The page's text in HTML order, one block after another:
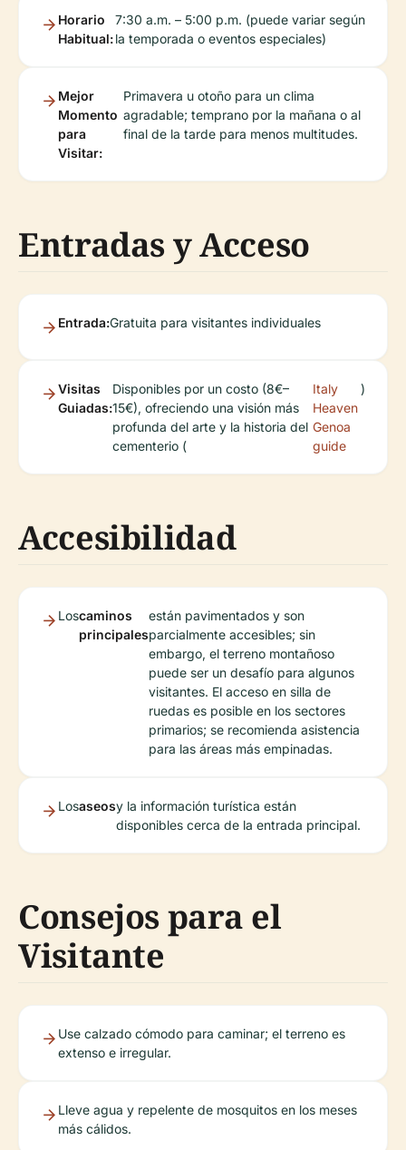
Horario
Habitual:
7:30 a.m. – 5:00 p.m. (puede variar según
la temporada o eventos especiales)
Mejor
Momento
para
Visitar:
Primavera u otoño para un clima
agradable; temprano por la mañana o al
final de la tarde para menos multitudes.
Entradas y Acceso
Entrada:Gratuita para visitantes individuales
Visitas
Guiadas:
Disponibles por un costo (8€–
15€), ofreciendo una visión más
profunda del arte y la historia del
cementerio (
Italy
Heaven
Genoa
guide
)
Accesibilidad
Loscaminos
principales
están pavimentados y son
parcialmente accesibles; sin
embargo, el terreno montañoso
puede ser un desafío para algunos
visitantes. El acceso en silla de
ruedas es posible en los sectores
primarios; se recomienda asistencia
para las áreas más empinadas.
Losaseosy la información turística están
disponibles cerca de la entrada principal.
Consejos para el
Visitante
Use calzado cómodo para caminar; el terreno es
extenso e irregular.
Lleve agua y repelente de mosquitos en los meses
más cálidos.